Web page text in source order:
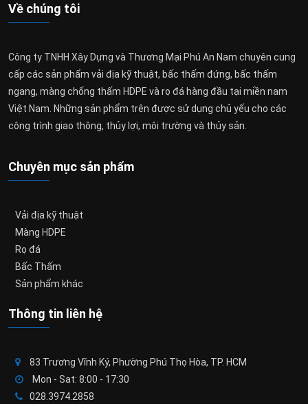
Về chúng tôi
Công ty TNHH Xây Dựng và Thương Mại Phú An Nam chuyên cung
cấp các sản phẩm vải địa kỹ thuật, bấc thấm đứng, bấc thấm
ngang, màng chống thấm HDPE và rọ đá hàng đầu tại miền nam
Việt Nam. Những sản phẩm trên được sử dụng chủ yếu cho các
công trình giao thông, thủy lợi, môi trường và thủy sản.
Chuyên mục sản phẩm
Vải địa kỹ thuật
Màng HDPE
Rọ đá
Bấc Thấm
Sản phẩm khác
Thông tin liên hệ
83 Trương Vĩnh Ký, Phường Phú Thọ Hòa, TP. HCM
Mon - Sat: 8:00 - 17:30
028.3974.2858